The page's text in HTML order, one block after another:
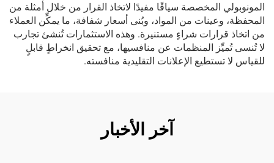
المونوبولي المخصصة سياقًا مفيدًا لاتخاذ القرار من خلال أمثلة من
المحفظة، وعينات من المواد، وبُنى أسعار شفافة، ما يمكِّن العملاء
من اتخاذ قرارات شراءٍ مستنيرة. وهذه الاستثمارات تُنشئ تجارب
لا تُنسى تُميِّز المنظمات عن منافسيها، مع تحقيق انخراطٍ قابلٍ
للقياس لا تستطيع الإعلانات التقليدية منافسته.
آخر الأخبار